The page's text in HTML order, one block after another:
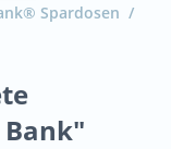
Spardosen /